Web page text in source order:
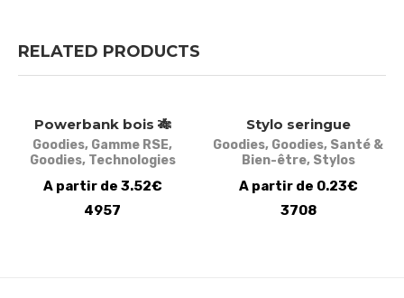
RELATED PRODUCTS
Powerbank bois 🎋
Goodies, Gamme RSE,
Goodies, Technologies
A partir de 3.52€
4957
Stylo seringue
Goodies, Goodies, Santé &
Bien-être, Stylos
A partir de 0.23€
3708